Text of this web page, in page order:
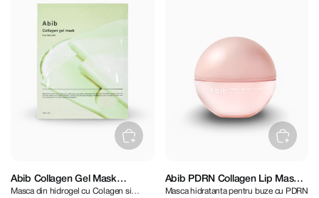
Abib Collagen Gel Mask
Heartleaf Jelly
Masca din hidrogel cu Colagen si
Abib PDRN Collagen Lip Mask
Glazed Jelly 11g
Masca hidratanta pentru buze cu PDRN